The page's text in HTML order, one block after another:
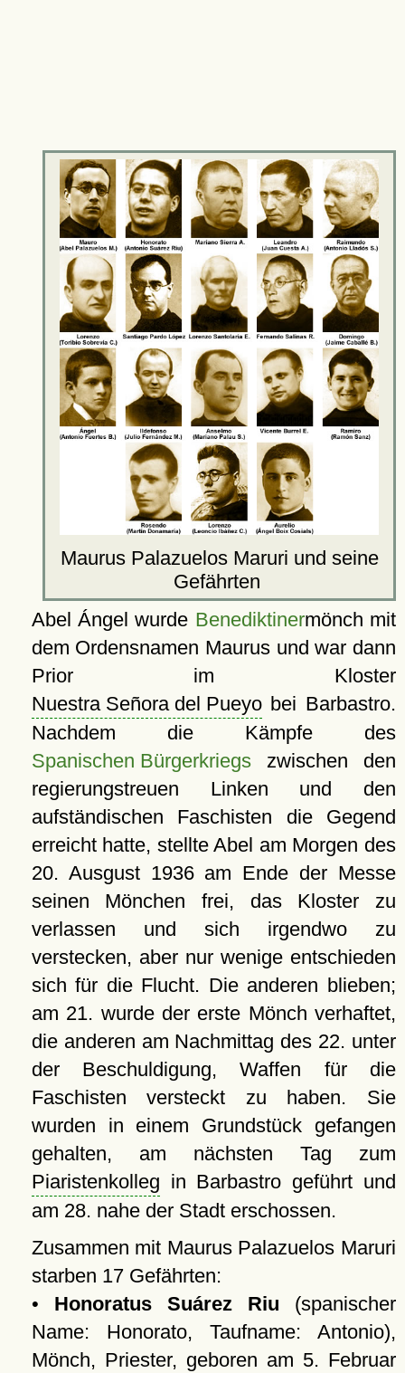
Maurus Palazuelos Maruri und seine
Gefährten
Abel Ángel wurde Benediktinermönch mit
dem Ordensnamen Maurus und war dann
Prior im Kloster
Nuestra Señora del Pueyobei Barbastro.
Nachdem die Kämpfe des
Spanischen Bürgerkriegszwischen den
regierungstreuen Linken und den
aufständischen Faschisten die Gegend
erreicht hatte, stellte Abel am Morgen des
20. Ausgust 1936 am Ende der Messe
seinen Mönchen frei, das Kloster zu
verlassen und sich irgendwo zu
verstecken, aber nur wenige entschieden
sich für die Flucht. Die anderen blieben;
am 21. wurde der erste Mönch verhaftet,
die anderen am Nachmittag des 22. unter
der Beschuldigung, Waffen für die
Faschisten versteckt zu haben. Sie
wurden in einem Grundstück gefangen
gehalten, am nächsten Tag zum
Piaristenkolleg in Barbastro geführt und
am 28. nahe der Stadt erschossen.
Zusammen mit Maurus Palazuelos Maruri
starben 17 Gefährten:
• Honoratus Suárez Riu (spanischer
Name: Honorato, Taufname: Antonio),
Mönch, Priester, geboren am 5. Februar